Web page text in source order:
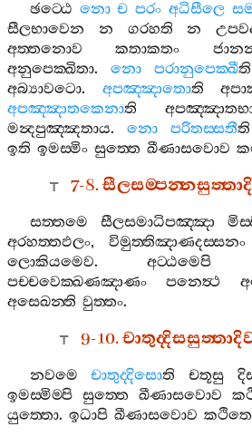
ඡට‍්ඨෙ නො ච පරං අධිසීලෙ
සීලභාවෙන
න ගරහති න
අත‍්තනොව
කතාකතං
අනුපෙක‍්ඛිතා. නො පරානුපෙක‍්ඛීති
අබ්‍යාවටො. අපඤ‍්ඤාතොති
අපඤ‍්ඤාතකෙනාති
මන්‍දපුඤ‍්ඤතාය. නො පරිතස‍්සතීති
ඉති ඉමස‍්මිං සුත‍්තෙ ඛීණාසවොව
7-8.
සත‍්තමෙ සීලසමාධිපඤ‍්ඤා
අරහත‍්තඵලං, විමුත‍්තිඤාණදස‍්සනං
ලොකියමෙව. අට‍්ඨමෙපි
පච‍්චවෙක‍්ඛණඤාණං
පනෙත්‍ථ
අසෙඛන‍්ති වුත‍්තං.
9-10.
නවමෙ චාතුද‍්දිසොති චතූසු
ඉමස‍්මිම‍්පි සුත‍්තෙ ඛීණාසවොව
යුත‍්තො. ඉධාපි ඛීණාසවොව